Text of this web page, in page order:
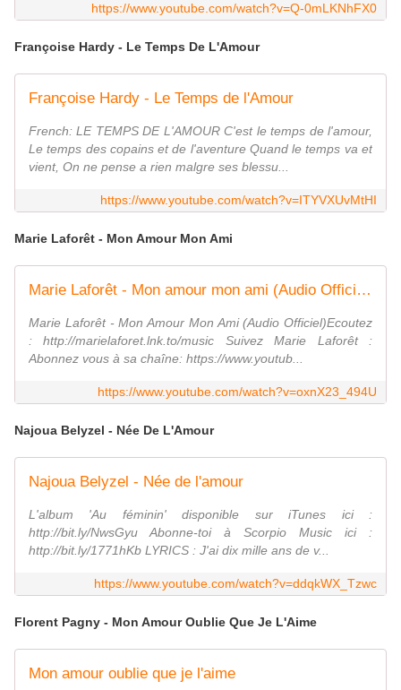
https://www.youtube.com/watch?v=Q-0mLKNhFX0
Françoise Hardy - Le Temps De L'Amour
Françoise Hardy - Le Temps de l'Amour
French: LE TEMPS DE L'AMOUR C'est le temps de l'amour,
Le temps des copains et de l'aventure Quand le temps va et
vient, On ne pense a rien malgre ses blessu...
https://www.youtube.com/watch?v=ITYVXUvMtHI
Marie Laforêt - Mon Amour Mon Ami
Marie Laforêt - Mon amour mon ami (Audio Officiel)
Marie Laforêt - Mon Amour Mon Ami (Audio Officiel)Ecoutez
: http://marielaforet.lnk.to/music Suivez Marie Laforêt :
Abonnez vous à sa chaîne: https://www.youtub...
https://www.youtube.com/watch?v=oxnX23_494U
Najoua Belyzel - Née De L'Amour
Najoua Belyzel - Née de l'amour
L'album 'Au féminin' disponible sur iTunes ici :
http://bit.ly/NwsGyu Abonne-toi à Scorpio Music ici :
http://bit.ly/1771hKb LYRICS : J'ai dix mille ans de v...
https://www.youtube.com/watch?v=ddqkWX_Tzwc
Florent Pagny - Mon Amour Oublie Que Je L'Aime
Mon amour oublie que je l'aime